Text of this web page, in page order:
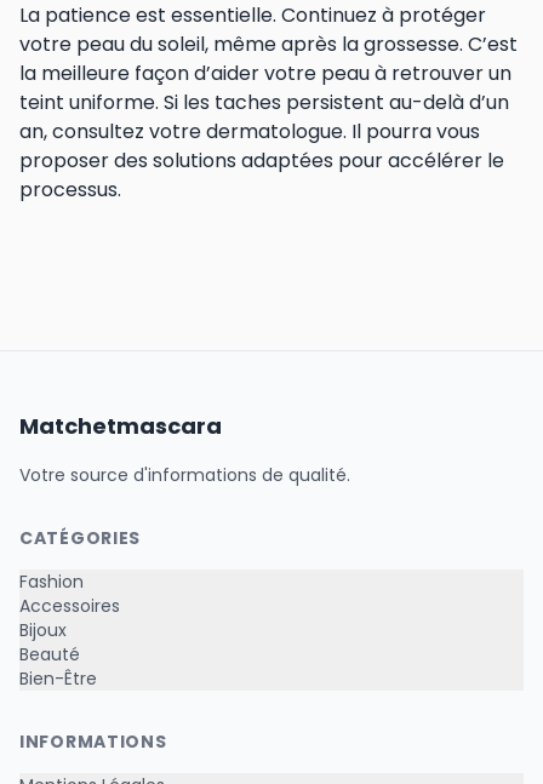
La patience est essentielle. Continuez à protéger
votre peau du soleil, même après la grossesse. C’est
la meilleure façon d’aider votre peau à retrouver un
teint uniforme. Si les taches persistent au-delà d’un
an, consultez votre dermatologue. Il pourra vous
proposer des solutions adaptées pour accélérer le
processus.
Matchetmascara
Votre source d'informations de qualité.
CATÉGORIES
Fashion
Accessoires
Bijoux
Beauté
Bien-Être
INFORMATIONS